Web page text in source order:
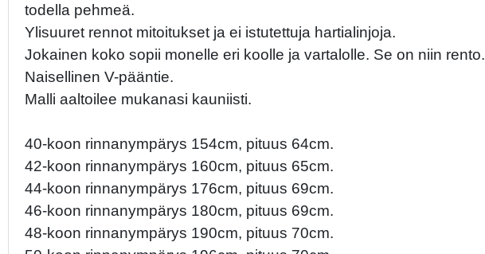
todella pehmeä.
Ylisuuret rennot mitoitukset ja ei istutettuja hartialinjoja.
Jokainen koko sopii monelle eri koolle ja vartalolle. Se on niin rento.
Naisellinen V-pääntie.
Malli aaltoilee mukanasi kauniisti.
40-koon rinnanympärys 154cm, pituus 64cm.
42-koon rinnanympärys 160cm, pituus 65cm.
44-koon rinnanympärys 176cm, pituus 69cm.
46-koon rinnanympärys 180cm, pituus 69cm.
48-koon rinnanympärys 190cm, pituus 70cm.